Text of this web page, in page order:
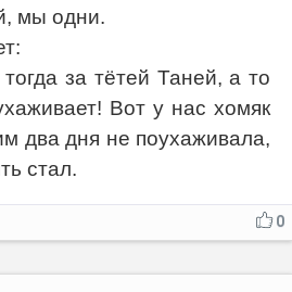
мы одни.
за тётей Таней, а то
Вот у нас хомяк
два дня не поухаживала,
стал.
0